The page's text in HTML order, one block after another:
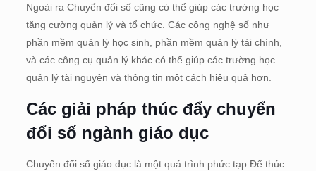
Ngoài ra Chuyển đổi số cũng có thể giúp các trường học
tăng cường quản lý và tổ chức. Các công nghệ số như
phần mềm quản lý học sinh, phần mềm quản lý tài chính,
và các công cụ quản lý khác có thể giúp các trường học
quản lý tài nguyên và thông tin một cách hiệu quả hơn.
Các giải pháp thúc đẩy chuyển
đổi số ngành giáo dục
Chuyển đổi số giáo dục là một quá trình phức tạp.Để thúc